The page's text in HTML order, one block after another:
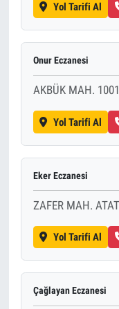
Yol Tarifi Al
Onur Eczanesi
AKBÜK MAH.
Yol Tarifi Al
Eker Eczanesi
ZAFER MAH.
Yol Tarifi Al
Çağlayan Eczanesi